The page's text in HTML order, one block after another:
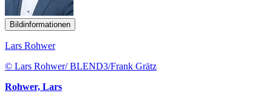
Bildinformationen
Lars Rohwer
© Lars Rohwer/ BLEND3/Frank Grätz
Rohwer, Lars